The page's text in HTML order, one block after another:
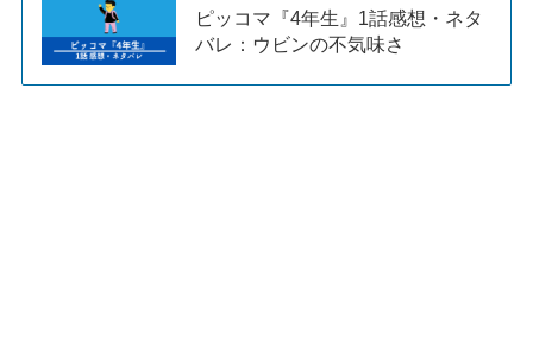
ピッコマ『4年生』1話感想・ネタ
バレ：ウビンの不気味さ